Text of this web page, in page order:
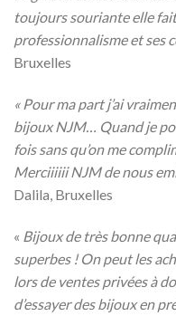
toujours souriante elle
professionnalisme et ses
Bruxelles
« Pour ma part j’ai
bijoux NJM… Quand je
fois sans qu’on me
Merciiiiii NJM de nous
Dalila, Bruxelles
« Bijoux de très bonne
superbes ! On peut les
lors de ventes privées à
d’essayer des bijoux en